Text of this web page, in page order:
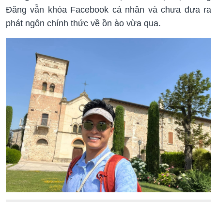
Đăng vẫn khóa Facebook cá nhân và chưa đưa ra
phát ngôn chính thức về ồn ào vừa qua.